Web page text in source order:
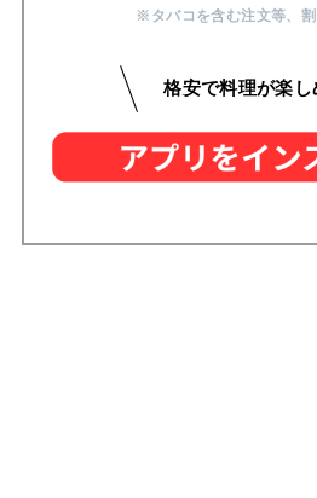
※タバコを含む注文等、
格安で料理が楽し